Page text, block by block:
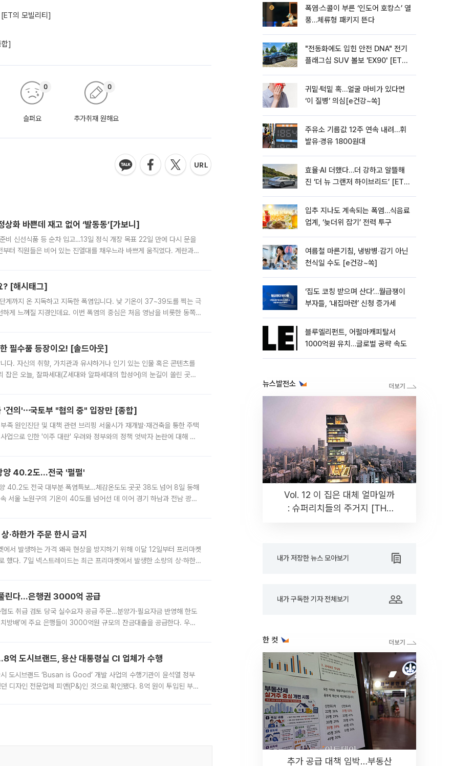
[ET의 모빌리티]
합]
슬퍼요
0
추가취재 원해요
0
화 바쁜데 재고 없어 ‘발동동’[가보니]
비 신선식품 등 순차 입고…13일 정식 개장 목표 22일 만에 다시 문을
터 직원들은 비어 있는 진열대를 채우느라 바쁘게 움직였다. 계란과
? [해시태그]
계까지 온 지독하고 지독한 폭염입니다. 낮 기온이 37~39도를 찍는 극
게 느껴질 지경인데요. 이번 폭염의 중심은 처음 영남을 비롯한 동쪽
필수품 등장이오! [솔드아웃]
다. 자신의 취향, 가치관과 유사하거나 인기 있는 인물 혹은 콘텐츠를
은 오늘, 잘파세대(Z세대와 알파세대의 합성어)의 눈길이 쏠린 곳은
'건의'⋯국토부 "협의 중" 입장만 [종합]
족 원인진단 및 대책 관련 브리핑 서울시가 재개발·재건축을 통한 주택
업으로 인한 '이주 대란' 우려와 정부와의 정책 엇박자 논란에 대해 정
양 40.2도…전국 '펄펄'
40.2도 전국 대부분 폭염특보…체감온도도 곳곳 38도 넘어 8일 동해
서울 노원구의 기온이 40도를 넘어선 데 이어 경기 하남과 전남 광양
·하한가 주문 한시 금지
서 발생하는 가격 왜곡 현상을 방지하기 위해 이달 12일부터 프리마켓
했다. 7일 넥스트레이드는 최근 프리마켓에서 발생한 소량의 상·하한
린다…은행권 3000억 공급
도 취급 검토 당국 실수요자 공급 주문…분양가·필요자금 반영해 한도
방배’에 주요 은행들이 3000억원 규모의 잔금대출을 공급한다. 우리
도시브랜드, 용산 대통령실 CI 업체가 수행
도시브랜드 ‘Busan is Good’ 개발 사업의 수행기관이 윤석열 정부
디자인 전문업체 피앤(P&)인 것으로 확인됐다. 8억 원이 투입된 부산
폭염·스콜이 부른 ‘인도어 호캉스’ 열
풍…체류형 패키지 뜬다
"전동화에도 입힌 안전 DNA" 전기
플래그십 SUV 볼보 'EX90' [ET의
귀밑·턱밑 혹…얼굴 마비가 있다면
‘이 질병’ 의심[e건강~쏙]
주유소 기름값 12주 연속 내려…휘
발유·경유 1800원대
효율·AI 더했다…더 강하고 알뜰해
진 ‘더 뉴 그랜저 하이브리드’ [ET의
입추 지나도 계속되는 폭염…식음료
업계, ‘늦더위 잡기’ 전력 투구
여름철 마른기침, 냉방병‧감기 아닌
천식일 수도 [e건강~쏙]
‘집도 코칭 받으며 산다’…월급쟁이
부자들, ‘내집마련’ 신청 증가세
블루엘리펀트, 어펄마캐피탈서
1000억원 유치…글로벌 공략 속도
뉴스발전소
Vol. 12 이 집은 대체 얼마일까
: 슈퍼리치들의 주거지 [THE
내가 저장한 뉴스 모아보기
내가 구독한 기자 전체보기
한 컷
추가 공급 대책 임박…부동산